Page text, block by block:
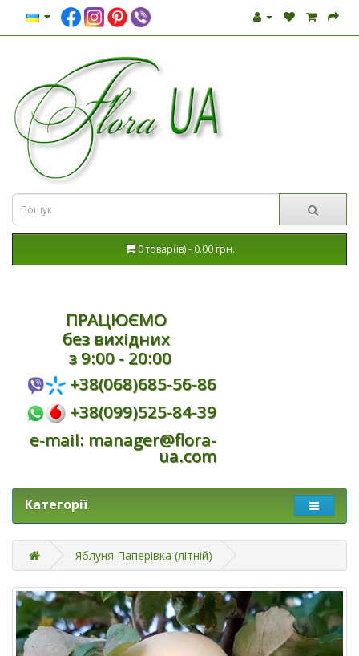
0 товар(ів) - 0.00 грн.
ПРАЦЮЄМО
без вихідних
з 9:00 - 20:00
+38(068)685-56-86
+38(099)525-84-39
e-mail: manager@flora-
ua.com
Категорії
Яблуня Паперівка (літній)